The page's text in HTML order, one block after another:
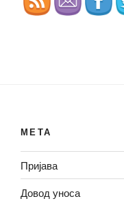
МЕТА
Пријава
Довод уноса